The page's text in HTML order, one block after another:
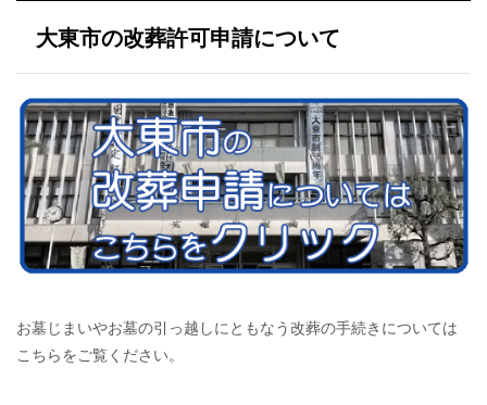
大東市の改葬許可申請について
お墓じまいやお墓の引っ越しにともなう改葬の手続きについては
こちらをご覧ください。